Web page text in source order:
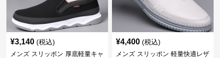
¥3,140 (税込)
メンズ スリッポン 厚底軽量キャ
¥4,400 (税込)
メンズ スリッポン 軽量快適レザ